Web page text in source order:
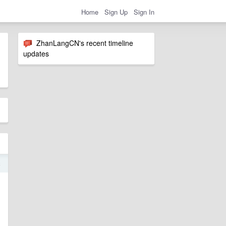
Home Sign Up Sign In
ZhanLangCN's recent timeline
updates